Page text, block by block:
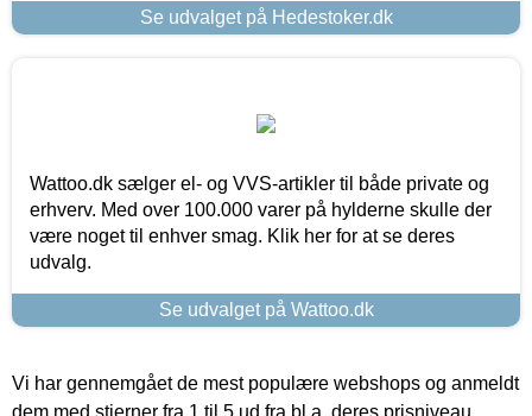
Se udvalget på Hedestoker.dk
Wattoo.dk sælger el- og VVS-artikler til både private og
erhverv. Med over 100.000 varer på hylderne skulle der
være noget til enhver smag. Klik her for at se deres
udvalg.
Se udvalget på Wattoo.dk
Vi har gennemgået de mest populære webshops og anmeldt
dem med stjerner fra 1 til 5 ud fra bl.a. deres prisniveau,